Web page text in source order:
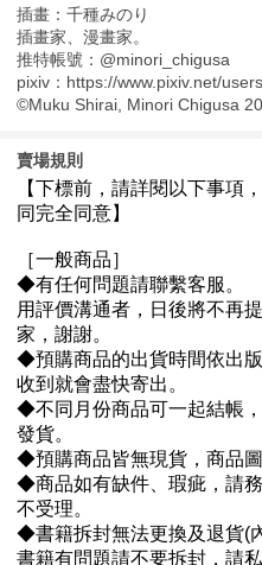
插畫：千種みのり
插畫家、漫畫家。
推特帳號：@minori_chigusa
pixiv：https://www.pixiv.net/
©Muku Shirai, Minori Chigusa
賣場規則